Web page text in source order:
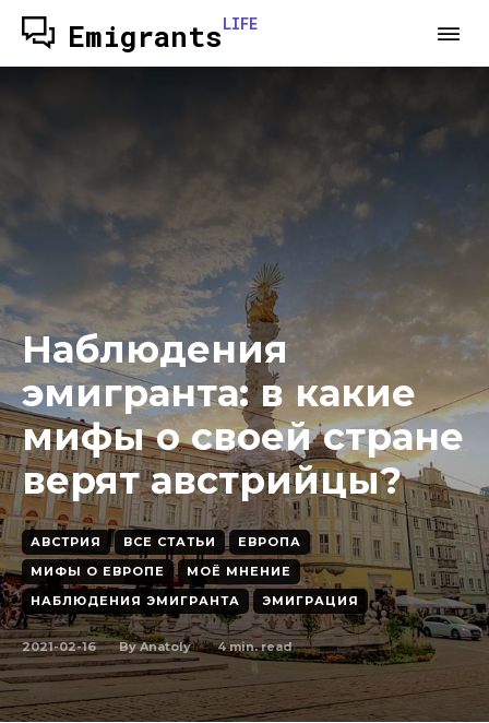
EmigrantsLIFE
Наблюдения
эмигранта: в какие
мифы о своей стране
верят австрийцы?
АВСТРИЯ ВСЕ СТАТЬИ
ЕВРОПА
МИФЫ О ЕВРОПЕ
МОЁ МНЕНИЕ
НАБЛЮДЕНИЯ ЭМИГРАНТА
ЭМИГРАЦИЯ
2021-02-16 By Anatoly 4min. read